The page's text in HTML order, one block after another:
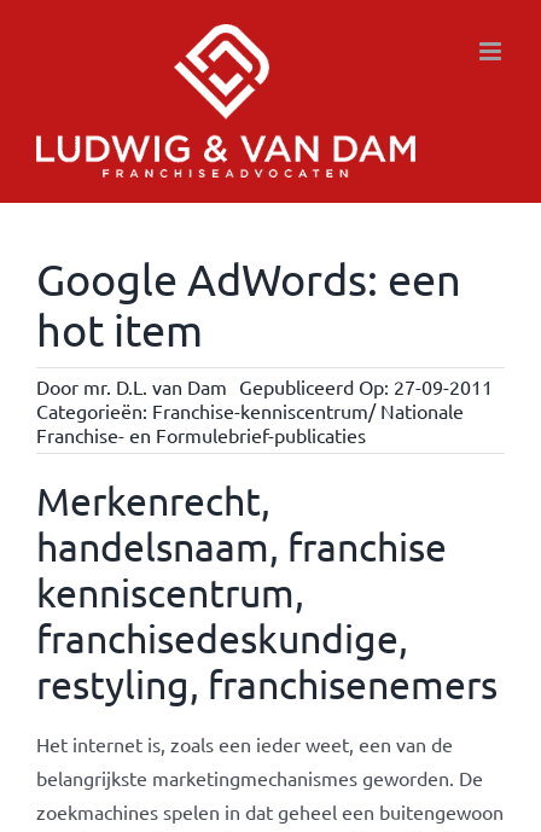
Google AdWords: een
hot item
Door mr. D.L. van Dam Gepubliceerd Op: 27-09-2011
Categorieën: Franchise-kenniscentrum/ Nationale
Franchise- en Formulebrief-publicaties
Merkenrecht,
handelsnaam, franchise
kenniscentrum,
franchisedeskundige,
restyling, franchisenemers
Het internet is, zoals een ieder weet, een van de
belangrijkste marketingmechanismes geworden. De
zoekmachines spelen in dat geheel een buitengewoon